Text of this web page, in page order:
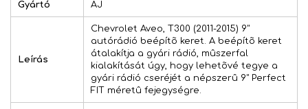
Gyártó AJ
Leírás
Chevrolet Aveo, T300 (2011-2015) 9"
autórádió beépítõ keret. A beépítõ keret
átalakítja a gyári rádió, mûszerfal
kialakítását úgy, hogy lehetõvé tegye a
gyári rádió cseréjét a népszerû 9" Perfect
FIT méretû fejegységre.